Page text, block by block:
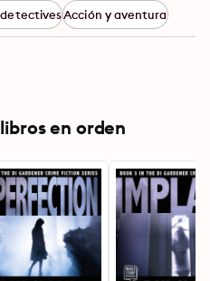
Acción y aventura
en orden